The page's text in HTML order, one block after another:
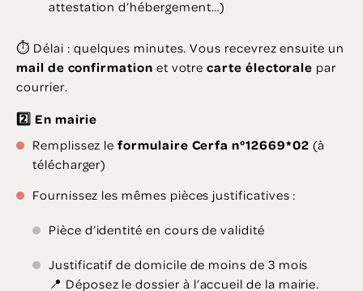
attestation d’hébergement…)
⏱️ Délai : quelques minutes. Vous recevrez ensuite un
mail de confirmation et votrecarte électorale par
courrier.
2️ ⃣ En mairie
Remplissez leformulaire Cerfa n°12669*02 (à
télécharger)
Fournissez les mêmes pièces justificatives :
Pièce d’identité en cours de validité
Justificatif de domicile de moins de 3 mois
📍 Déposez le dossier à l’accueil de la mairie.